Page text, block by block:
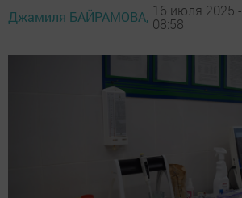
Джамиля БАЙРАМОВА, 16 июля 2025 -
08:58